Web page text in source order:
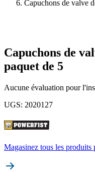
Capuchons de valve
Capuchons de
paquet de 5
Aucune évaluation pour
UGS: 2020127
Magasinez tous les produits